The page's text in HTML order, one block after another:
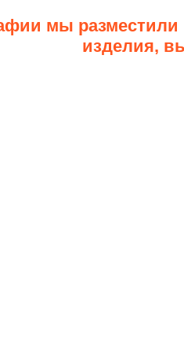
мы разместили
изделия,